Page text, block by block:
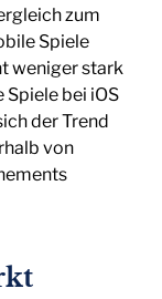
zum
Spiele
weniger stark
bei iOS
der Trend
von